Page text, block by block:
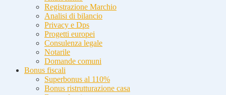
Registrazione Marchio
Analisi di bilancio
Privacy e Dps
Progetti europei
Consulenza legale
Notarile
Domande comuni
Bonus fiscali
Superbonus al 110%
Bonus ristrutturazione casa